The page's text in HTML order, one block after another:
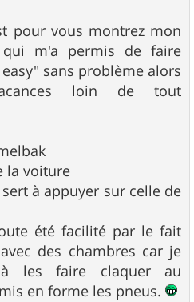
pour vous montrez mon
m'a permis de faire
sans problème alors
loin de tout
la voiture
à appuyer sur celle de
été facilité par le fait
des chambres car je
les faire claquer au
en forme les pneus.